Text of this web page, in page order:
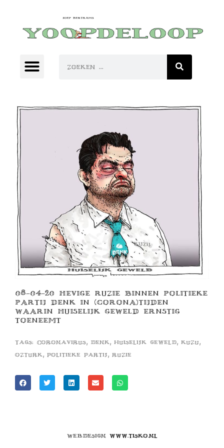
08-04-20 HEVIGE RUZIE BINNEN POLITIEKE
PARTIJ DENK IN (CORONA)TIJDEN
WAARIN HUISELIJK GEWELD ERNSTIG
TOENEEMT
Tags: coronavirus, denk, huiselijk geweld, kuzu,
ozturk, politieke partij , ruzie
Webdesign www.tisko.nl